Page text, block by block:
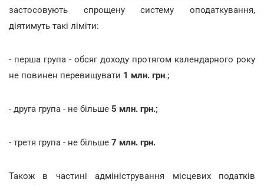
застосовують спрощену систему оподаткування,
діятимуть такі ліміти:
- перша група - обсяг доходу протягом календарного року
не повинен перевищувати 1 млн. грн.;
- друга група - не більше 5 млн. грн.;
- третя група - не більше 7 млн. грн.
Також в частині адміністрування місцевих податків